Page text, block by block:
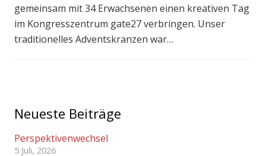
gemeinsam mit 34 Erwachsenen einen kreativen Tag
im Kongresszentrum gate27 verbringen. Unser
traditionelles Adventskranzen war…
Neueste Beiträge
Perspektivenwechsel
5 Juli, 2026